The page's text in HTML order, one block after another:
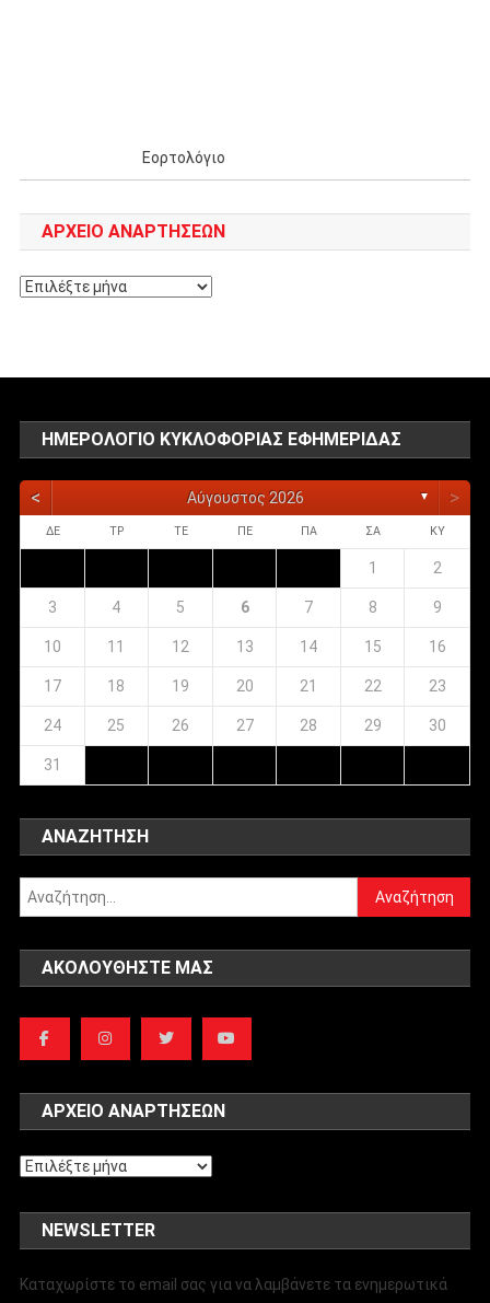
Εορτολόγιο
ΑΡΧΕΊΟ ΑΝΑΡΤΉΣΕΩΝ
Αρχείο
ΗΜΕΡΟΛΌΓΙΟ ΚΥΚΛΟΦΟΡΊΑΣ ΕΦΗΜΕΡΊΔΑΣ
< Αύγουστος 2026 ▼ >
ΔΕ ΤΡ ΤΕ ΠΕ ΠΑ ΣΑ ΚΥ
1 2
3 4 5 6 7 8 9
10 11 12 13 14 15 16
17 18 19 20 21 22 23
24 25 26 27 28 29 30
31
ΑΝΑΖΉΤΗΣΗ
Αναζήτηση
για:
ΑΚΟΛΟΥΘΉΣΤΕ ΜΑΣ
ΑΡΧΕΊΟ ΑΝΑΡΤΉΣΕΩΝ
Αρχείο
NEWSLETTER
Καταχωρίστε το email σας για να λαμβάνετε τα ενημερωτικά